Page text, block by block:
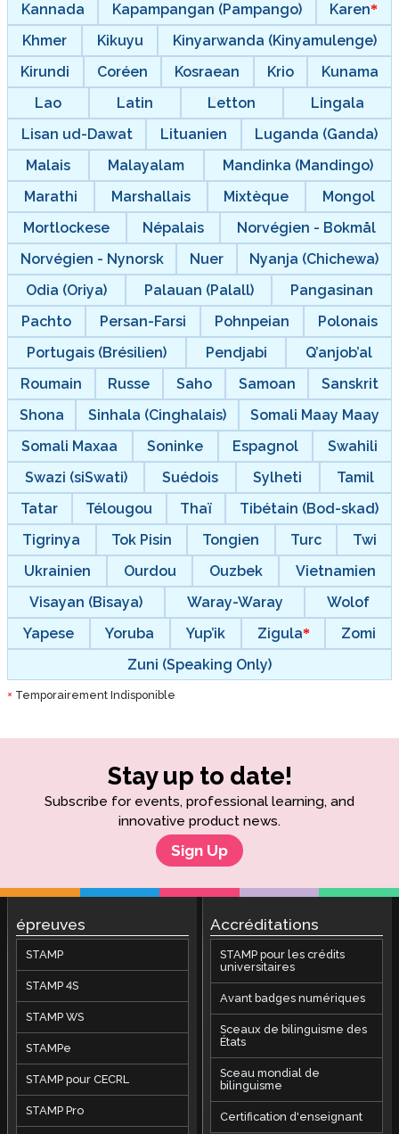
Kannada
Kapampangan (Pampango)
Karen
Khmer
Kikuyu
Kinyarwanda (Kinyamulenge)
Kirundi
Coréen Kosraean Krio
Kunama
Lao
Latin Letton
Lingala
Lisan ud-Dawat
Lituanien
Luganda (Ganda)
Malais
Malayalam
Mandinka (Mandingo)
Marathi
Marshallais Mixtèque
Mongol
Mortlockese
Népalais
Norvégien - Bokmål
Norvégien - Nynorsk
Nuer
Nyanja (Chichewa)
Odia (Oriya)
Palauan (Palall)
Pangasinan
Pachto
Persan-Farsi Pohnpeian
Polonais
Portugais (Brésilien)
Pendjabi
Q’anjob’al
Roumain
Russe Saho Samoan
Sanskrit
Shona
Sinhala (Cinghalais)
Somali Maay Maay
Somali Maxaa
Soninke Espagnol
Swahili
Swazi (siSwati)
Suédois Sylheti
Tamil
Tatar
Télougou Thaï
Tibétain (Bod-skad)
Tigrinya
Tok Pisin Tongien Turc
Twi
Ukrainien
Ourdou Ouzbek
Vietnamien
Visayan (Bisaya)
Waray-Waray
Wolof
Yapese
Yoruba Yup’ik Zigula
Zomi
Zuni (Speaking Only)
* Temporairement Indisponible
Stay up to date!
Subscribe for events, professional learning, and
innovative product news.
Sign Up
épreuves
STAMP
STAMP 4S
STAMP WS
STAMPe
STAMP pour CECRL
STAMP Pro
Accréditations
STAMP pour les crédits
universitaires
Avant badges numériques
Sceaux de bilinguisme des
États
Sceau mondial de
bilinguisme
Certification d'enseignant